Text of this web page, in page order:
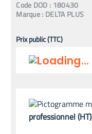
Code DOD : 180430
Marque : DELTA PLUS
Prix public (TTC)
professionnel (HT)